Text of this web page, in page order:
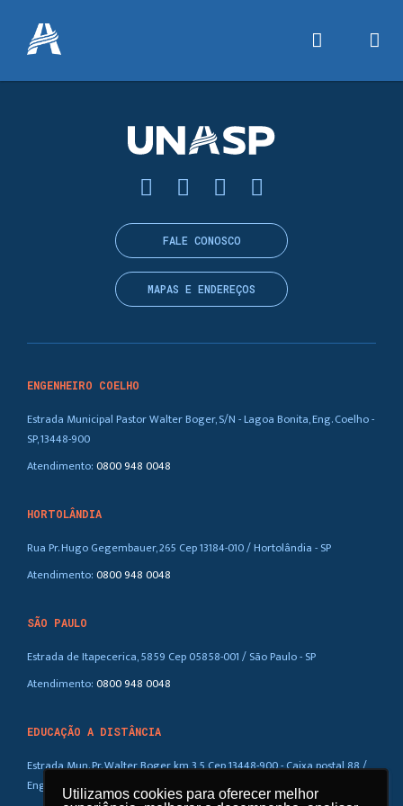
Utilizamos cookies para oferecer melhor
Utilizamos cookies para oferecer melhor
ENGENHEIRO COELHO
Estrada Municipal Pastor Walter Boger, S/N - Lagoa Bonita, Eng. Coelho -
SP, 13448-900
Atendimento:0800 948 0048
HORTOLÂNDIA
Rua Pr. Hugo Gegembauer, 265 Cep 13184-010 / Hortolândia - SP
Atendimento:0800 948 0048
SÃO PAULO
Estrada de Itapecerica, 5859 Cep 05858-001 / São Paulo - SP
Atendimento:0800 948 0048
EDUCAÇÃO A DISTÂNCIA
Estrada Mun. Pr. Walter Boger, km 3,5 Cep 13448-900 - Caixa postal 88 /
Eng. Coelho – SP
FALE CONOSCO
MAPAS E ENDEREÇOS